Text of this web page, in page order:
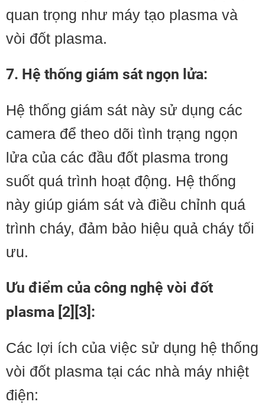
quan trọng như máy tạo plasma và
vòi đốt plasma.
7. Hệ thống giám sát ngọn lửa:
Hệ thống giám sát này sử dụng các
camera để theo dõi tình trạng ngọn
lửa của các đầu đốt plasma trong
suốt quá trình hoạt động. Hệ thống
này giúp giám sát và điều chỉnh quá
trình cháy, đảm bảo hiệu quả cháy tối
ưu.
Ưu điểm của công nghệ vòi đốt
plasma [2][3]:
Các lợi ích của việc sử dụng hệ thống
vòi đốt plasma tại các nhà máy nhiệt
điện: